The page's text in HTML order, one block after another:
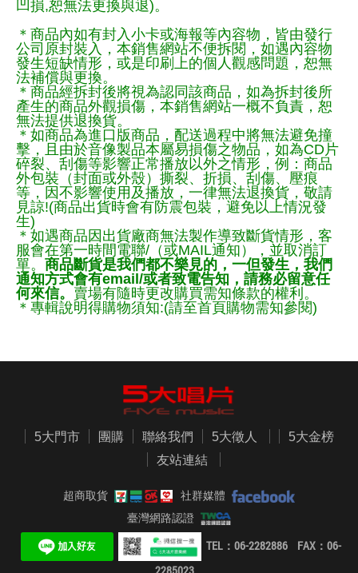
凹損,恕無法更換與退)。
＊商品內如有封入小卡或海報等內容物，皆由發行
公司原封裝入，本銷售網站不便拆閱，如遇內容物
發生短缺情形，或是印刷上的個人觀感問題，恕無
法補償與更換。
＊商品經拆封後將視為認同該商品，如為拆封後所
產生的商品外觀損傷，本銷售網站一概不負責，恕
無法提供退換貨。
＊如商品為進口版商品，配送過程中將無法避免撞
擊，且由於音像製品本屬易損傷之物品，如為CD片
碎裂、刮傷等影響正常播放以外之情形，例：商品
外包裝（封面或外殼）撕裂、折損、刮傷、壓痕
等，因不影響使用及播放，一律無法退換貨，敬請
見諒!(商品出貨時會有防震包裝，避免以上情況發
生)
＊如遇商品因出貨廠商無法製作導致斷貨情形，客
服會在第一時間電聯/（或MAIL通知），並取消訂
單。 商品斷貨是我們都不樂見的，一但發生，我們
通知方式會有email/或者致電告知，請務必留意任
何來信。 賣場有隨時更改購買需知條款的權利。
＊專輯說明得購物須知:(請至首頁購物需知參閱)
5大門市 團購 聯絡我們 5大徵人
5大金榜
友站連結
超商取貨
社群媒體
臺灣網路認證
TEL：06-2282886 FAX：06-